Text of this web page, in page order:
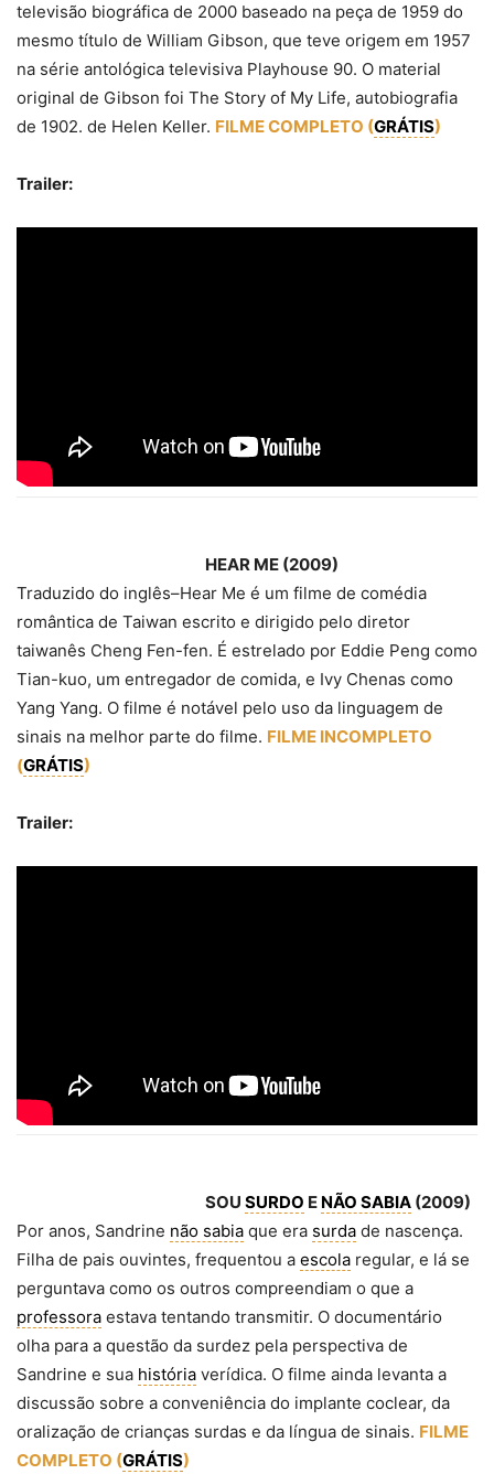
televisão biográfica de 2000 baseado na peça de 1959 do
mesmo título de William Gibson, que teve origem em 1957
na série antológica televisiva Playhouse 90. O material
original de Gibson foi The Story of My Life, autobiografia
de 1902. de Helen Keller. FILME COMPLETO (GRÁTIS)
Trailer:
HEAR ME (2009)
Traduzido do inglês–Hear Me é um filme de comédia
romântica de Taiwan escrito e dirigido pelo diretor
taiwanês Cheng Fen-fen. É estrelado por Eddie Peng como
Tian-kuo, um entregador de comida, e Ivy Chenas como
Yang Yang. O filme é notável pelo uso da linguagem de
sinais na melhor parte do filme. FILME INCOMPLETO
(GRÁTIS)
Trailer:
SOU SURDO E NÃO SABIA (2009)
Por anos, Sandrine não sabia que era surda de nascença.
Filha de pais ouvintes, frequentou a escola regular, e lá se
perguntava como os outros compreendiam o que a
professora estava tentando transmitir. O documentário
olha para a questão da surdez pela perspectiva de
Sandrine e sua história verídica. O filme ainda levanta a
discussão sobre a conveniência do implante coclear, da
oralização de crianças surdas e da língua de sinais. FILME
COMPLETO (GRÁTIS)